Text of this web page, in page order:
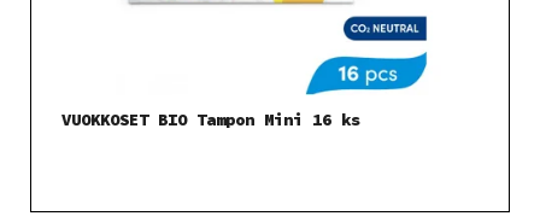
VUOKKOSET BIO Tampon Mini 16 ks